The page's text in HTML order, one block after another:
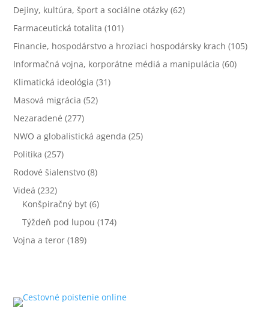
Dejiny, kultúra, šport a sociálne otázky (62)
Farmaceutická totalita (101)
Financie, hospodárstvo a hroziaci hospodársky krach (105)
Informačná vojna, korporátne médiá a manipulácia (60)
Klimatická ideológia (31)
Masová migrácia (52)
Nezaradené (277)
NWO a globalistická agenda (25)
Politika (257)
Rodové šialenstvo (8)
Videá (232)
Konšpiračný byt (6)
Týždeň pod lupou (174)
Vojna a teror (189)